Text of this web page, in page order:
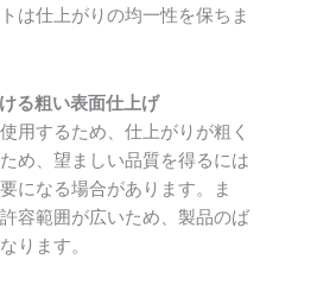
は仕上がりの均一性を保ちま
る粗い表面仕上げ
用するため、仕上がりが粗く
め、望ましい品質を得るには
になる場合があります。ま
容範囲が広いため、製品のば
ります。